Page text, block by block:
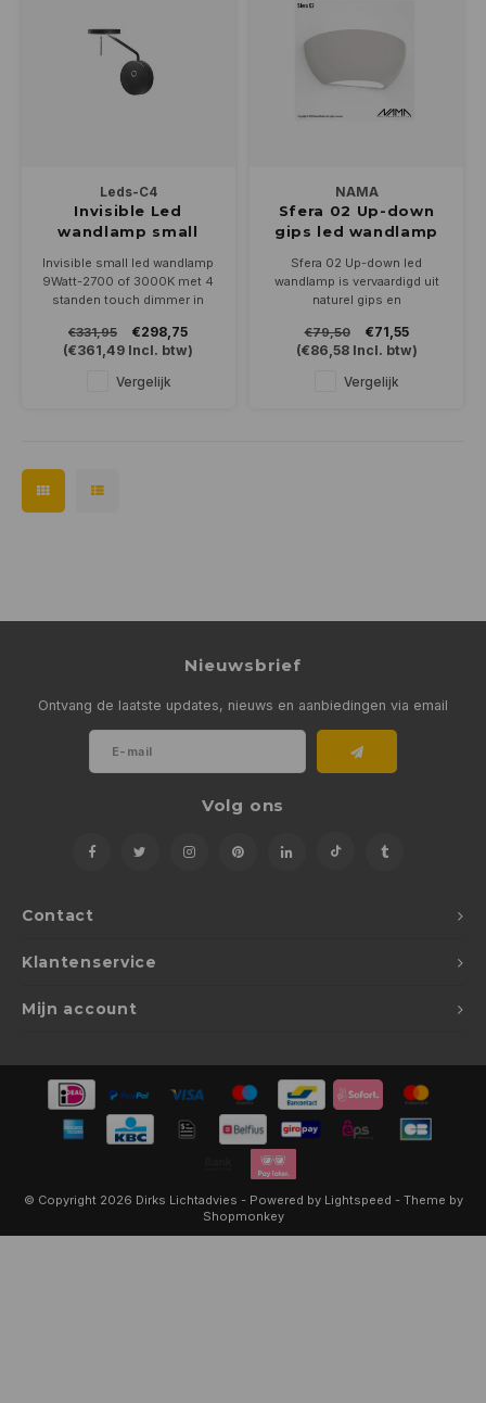
Leds-C4
Invisible Led
wandlamp small
Invisible small led wandlamp
9Watt-2700 of 3000K met 4
standen touch dimmer in
260mm en steekt 203mm uit
de muur
€331,95
€298,75
(€361,49 Incl. btw)
Vergelijk
NAMA
Sfera 02 Up-down
gips led wandlamp
Sfera 02 Up-down led
wandlamp is vervaardigd uit
naturel gips en
van uw interieur. Geschikt
voor led lamp 230Volt-E-27
€79,50
€71,55
(€86,58Incl. btw)
Vergelijk
Contact
Nieuwsbrief
Ontvang de laatste updates, nieuws en aanbiedingen via email
Volg ons
Klantenservice
Mijn account
© Copyright 2026 Dirks Lichtadvies - Powered by Lightspeed - Theme by
Shopmonkey